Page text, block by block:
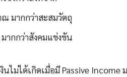
มากกว่าสะสมวัตถุ
ากกว่าสังคมแข่งขัน
นไม่ได้เกิดเมื่อมี Passive